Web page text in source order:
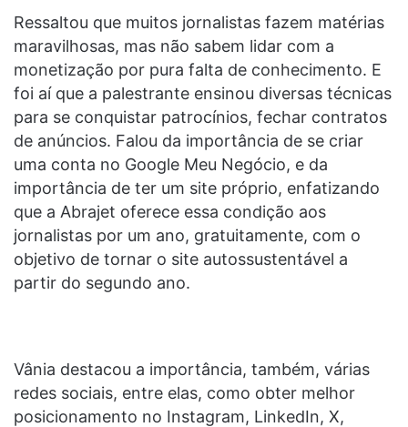
Ressaltou que muitos jornalistas fazem matérias
maravilhosas, mas não sabem lidar com a
monetização por pura falta de conhecimento. E
foi aí que a palestrante ensinou diversas técnicas
para se conquistar patrocínios, fechar contratos
de anúncios. Falou da importância de se criar
uma conta no Google Meu Negócio, e da
importância de ter um site próprio, enfatizando
que a Abrajet oferece essa condição aos
jornalistas por um ano, gratuitamente, com o
objetivo de tornar o site autossustentável a
partir do segundo ano.
Vânia destacou a importância, também, várias
redes sociais, entre elas, como obter melhor
posicionamento no Instagram, LinkedIn, X,